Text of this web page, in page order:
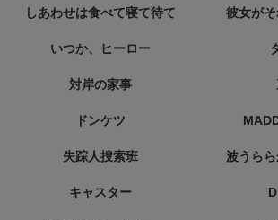
しあわせは食べて寝て待て 彼女が
いつか、ヒーロー
対岸の家事
ドンケツ
失踪人捜索班 波うら
キャスター